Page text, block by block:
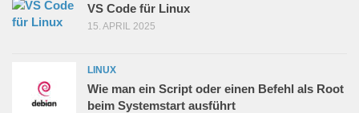
VS Code für Linux
15. APRIL 2025
LINUX
Wie man ein Script oder einen Befehl als Root
beim Systemstart ausführt